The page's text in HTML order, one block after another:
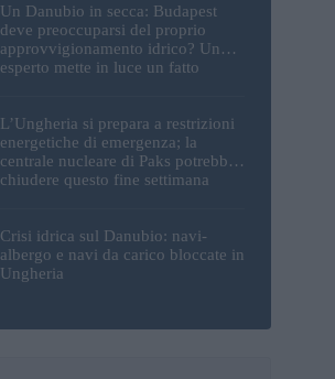
Un Danubio in secca: Budapest
deve preoccuparsi del proprio
approvvigionamento idrico? Un
esperto mette in luce un fatto
L’Ungheria si prepara a restrizioni
energetiche di emergenza; la
centrale nucleare di Paks potrebbe
chiudere questo fine settimana
Crisi idrica sul Danubio: navi-
albergo e navi da carico bloccate in
Ungheria